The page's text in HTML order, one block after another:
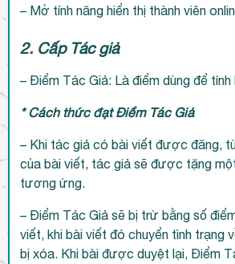
– Mở tính năng hiển thị thành viên
2. Cấp Tác giả
– Điểm Tác Giả: Là điểm dùng để
* Cách thức đạt Điểm Tác Giả
– Khi tác giả có bài viết được đăng,
của bài viết, tác giả sẽ được tặng
tương ứng.
– Điểm Tác Giả sẽ bị trừ bằng số
viết, khi bài viết đó chuyển tình trạng
bị xóa. Khi bài được duyệt lại, Điểm